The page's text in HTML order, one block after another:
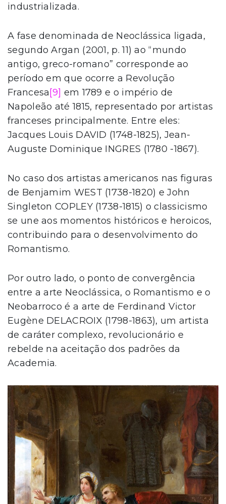
industrializada.
A fase denominada de Neoclássica ligada,
segundo Argan (2001, p. 11) ao “mundo
antigo, greco-romano” corresponde ao
período em que ocorre a Revolução
Francesa[9] em 1789 e o império de
Napoleão até 1815, representado por artistas
franceses principalmente. Entre eles:
Jacques Louis DAVID (1748-1825), Jean-
Auguste Dominique INGRES (1780 -1867).
No caso dos artistas americanos nas figuras
de Benjamim WEST (1738-1820) e John
Singleton COPLEY (1738-1815) o classicismo
se une aos momentos históricos e heroicos,
contribuindo para o desenvolvimento do
Romantismo.
Por outro lado, o ponto de convergência
entre a arte Neoclássica, o Romantismo e o
Neobarroco é a arte de Ferdinand Victor
Eugène DELACROIX (1798-1863), um artista
de caráter complexo, revolucionário e
rebelde na aceitação dos padrões da
Academia.